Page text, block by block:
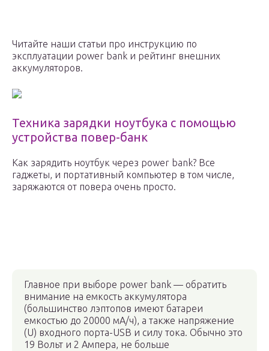
Читайте наши статьи про инструкцию по
эксплуатации power bank и рейтинг внешних
аккумуляторов.
Техника зарядки ноутбука с помощью
устройства повер-банк
Как зарядить ноутбук через power bank? Все
гаджеты, и портативный компьютер в том числе,
заряжаются от повера очень просто.
Главное при выборе power bank — обратить
внимание на емкость аккумулятора
(большинство лэптопов имеют батареи
емкостью до 20000 мА/ч), а также напряжение
(U) входного порта-USB и силу тока. Обычно это
19 Вольт и 2 Ампера, не больше